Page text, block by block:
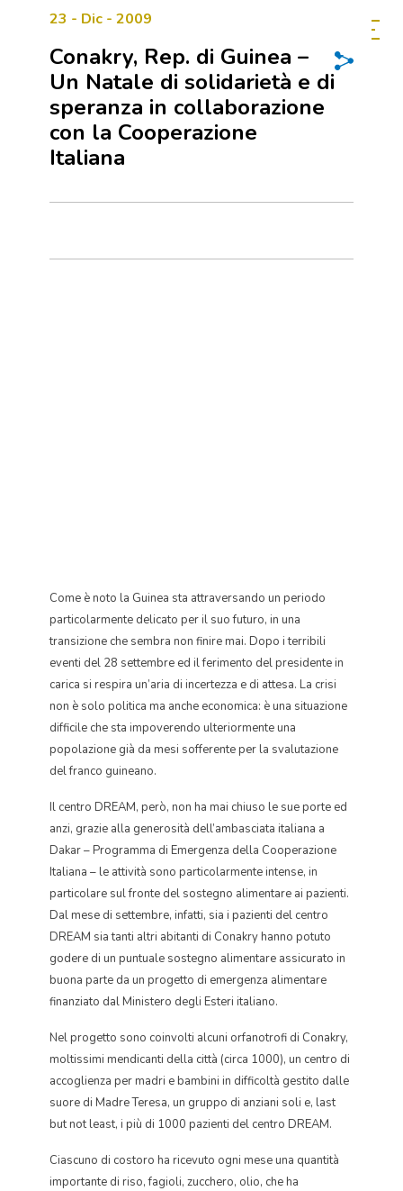
23 - Dic - 2009
Conakry, Rep. di Guinea –
Un Natale di solidarietà e di
speranza in collaborazione
con la Cooperazione
Italiana
Come è noto la Guinea sta attraversando un periodo
particolarmente delicato per il suo futuro, in una
transizione che sembra non finire mai. Dopo i terribili
eventi del 28 settembre ed il ferimento del presidente in
carica si respira un’aria di incertezza e di attesa. La crisi
non è solo politica ma anche economica: è una situazione
difficile che sta impoverendo ulteriormente una
popolazione già da mesi sofferente per la svalutazione
del franco guineano.
Il centro DREAM, però, non ha mai chiuso le sue porte ed
anzi, grazie alla generosità dell’ambasciata italiana a
Dakar – Programma di Emergenza della Cooperazione
Italiana – le attività sono particolarmente intense, in
particolare sul fronte del sostegno alimentare ai pazienti.
Dal mese di settembre, infatti, sia i pazienti del centro
DREAM sia tanti altri abitanti di Conakry hanno potuto
godere di un puntuale sostegno alimentare assicurato in
buona parte da un progetto di emergenza alimentare
finanziato dal Ministero degli Esteri italiano.
Nel progetto sono coinvolti alcuni orfanotrofi di Conakry,
moltissimi mendicanti della città (circa 1000), un centro di
accoglienza per madri e bambini in difficoltà gestito dalle
suore di Madre Teresa, un gruppo di anziani soli e, last
but not least, i più di 1000 pazienti del centro DREAM.
Ciascuno di costoro ha ricevuto ogni mese una quantità
importante di riso, fagioli, zucchero, olio, che ha